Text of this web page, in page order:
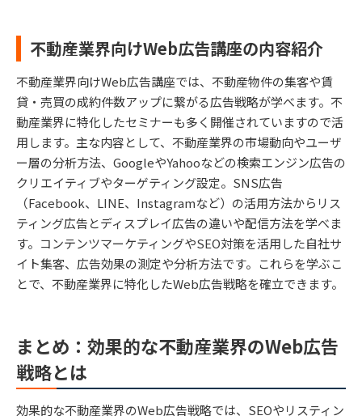
不動産業界向けWeb広告講座の内容紹介
不動産業界向けWeb広告講座では、不動産物件の集客や賃
貸・売買の成約件数アップに繋がる広告戦略が学べます。不
動産業界に特化したセミナーも多く開催されていますので活
用します。主な内容として、不動産業界の市場動向やユーザ
ー層の分析方法、GoogleやYahooなどの検索エンジン広告の
クリエイティブやターゲティング設定。SNS広告
（Facebook、LINE、Instagramなど）の活用方法からリス
ティング広告とディスプレイ広告の違いや配信方法を学べま
す。コンテンツマーケティングやSEO対策を活用した自社サ
イト集客、広告効果の測定や分析方法です。これらを学ぶこ
とで、不動産業界に特化したWeb広告戦略を確立できます。
まとめ：効果的な不動産業界のWeb広告
戦略とは
効果的な不動産業界のWeb広告戦略では、SEOやリスティン